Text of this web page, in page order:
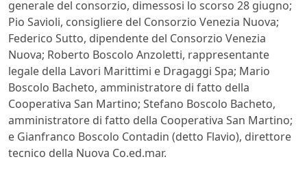
generale del consorzio, dimessosi lo scorso 28 giugno;
Pio Savioli, consigliere del Consorzio Venezia Nuova;
Federico Sutto, dipendente del Consorzio Venezia
Nuova; Roberto Boscolo Anzoletti, rappresentante
legale della Lavori Marittimi e Dragaggi Spa; Mario
Boscolo Bacheto, amministratore di fatto della
Cooperativa San Martino; Stefano Boscolo Bacheto,
amministratore di fatto della Cooperativa San Martino;
e Gianfranco Boscolo Contadin (detto Flavio), direttore
tecnico della Nuova Co.ed.mar.